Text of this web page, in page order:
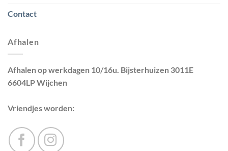
Contact
Afhalen
Afhalen op werkdagen 10/16u. Bijsterhuizen 3011E
6604LP Wijchen
Vriendjes worden: